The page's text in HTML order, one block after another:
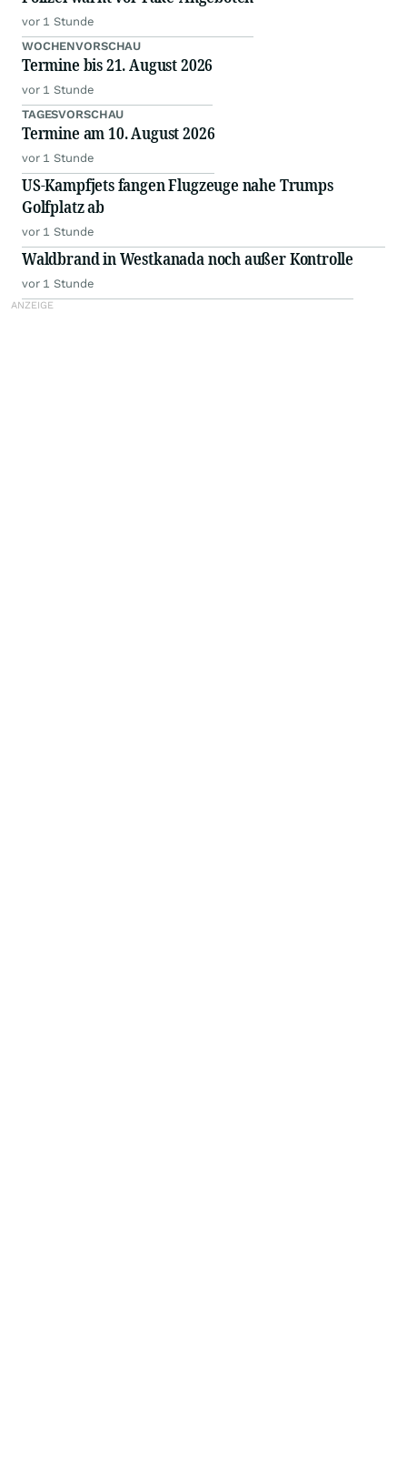
vor 1 Stunde
WOCHENVORSCHAU
Termine bis 21. August 2026
vor 1 Stunde
TAGESVORSCHAU
Termine am 10. August 2026
vor 1 Stunde
US-Kampfjets fangen Flugzeuge nahe Trumps
Golfplatz ab
vor 1 Stunde
Waldbrand in Westkanada noch außer Kontrolle
vor 1 Stunde